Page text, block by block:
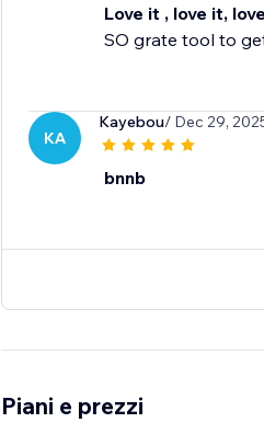
Love it , love it,
SO grate tool to
KA
Kayebou/ Dec 29,
bnnb
Piani e prezzi